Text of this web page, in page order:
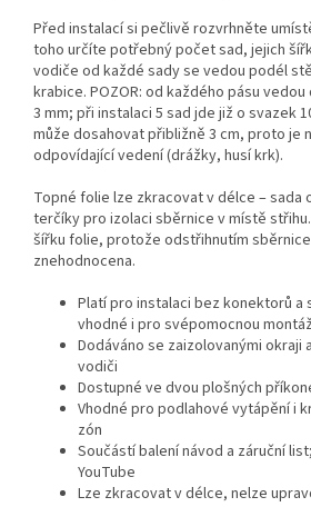
Před instalací si pečlivě rozvrhněte
toho určíte potřebný počet sad, jejich
vodiče od každé sady se vedou podél
krabice. POZOR: od každého pásu
3 mm; při instalaci 5 sad jde již o svazek
může dosahovat přibližně 3 cm, proto je
odpovídající vedení (drážky, husí krk).
Topné folie lze zkracovat v délce – sada
terčíky pro izolaci sběrnice v místě
šířku folie, protože odstřihnutím
znehodnocena.
Platí pro instalaci bez konektorů a
vhodné i pro svépomocnou montáž
Dodáváno se zaizolovanými okraji
vodiči
Dostupné ve dvou plošných
Vhodné pro podlahové vytápění i
zón
Součástí balení návod a záruční
YouTube
Lze zkracovat v délce, nelze